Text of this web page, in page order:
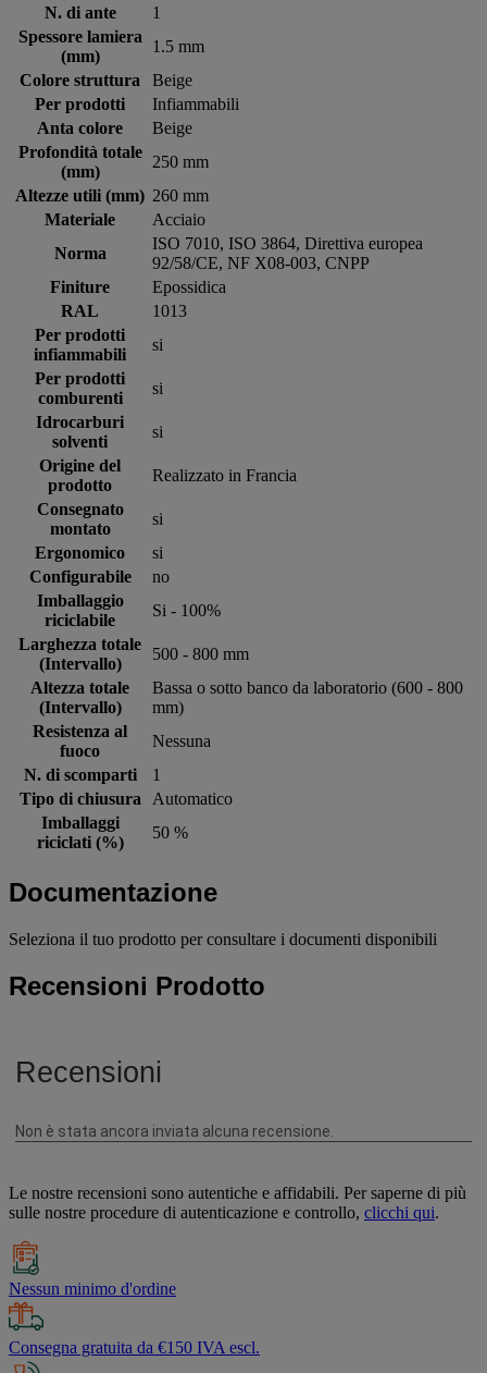
N. di ante
1
Spessore lamiera
(mm)
1.5 mm
Colore struttura
Beige
Per prodotti
Infiammabili
Anta colore
Beige
Profondità totale
(mm)
250 mm
Altezze utili (mm) 260 mm
Materiale
Acciaio
Norma
ISO 7010, ISO 3864, Direttiva europea
92/58/CE, NF X08-003, CNPP
Finiture
Epossidica
RAL
1013
Per prodotti
infiammabili
si
Per prodotti
comburenti
si
Idrocarburi
solventi
si
Origine del
prodotto
Realizzato in Francia
Consegnato
montato
si
Ergonomico
si
Configurabile
no
Imballaggio
riciclabile
Si - 100%
Larghezza totale
(Intervallo)
500 - 800 mm
Altezza totale
(Intervallo)
Bassa o sotto banco da laboratorio (600 - 800
mm)
Resistenza al
fuoco
Nessuna
N. di scomparti
1
Tipo di chiusura
Automatico
Imballaggi
riciclati (%)
50 %
Documentazione
Seleziona il tuo prodotto per consultare i documenti disponibili
Recensioni Prodotto
Le nostre recensioni sono autentiche e affidabili. Per saperne di più
sulle nostre procedure di autenticazione e controllo, clicchi qui.
Nessun minimo d'ordine
Consegna gratuita da €150 IVA escl.